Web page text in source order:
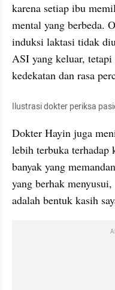
karena setiap ibu
mental yang berbeda.
induksi laktasi tidak
ASI yang keluar,
kedekatan dan rasa
Ilustrasi dokter periksa
Dokter Hayin juga
lebih terbuka terhadap
banyak yang
yang berhak
adalah bentuk kasih